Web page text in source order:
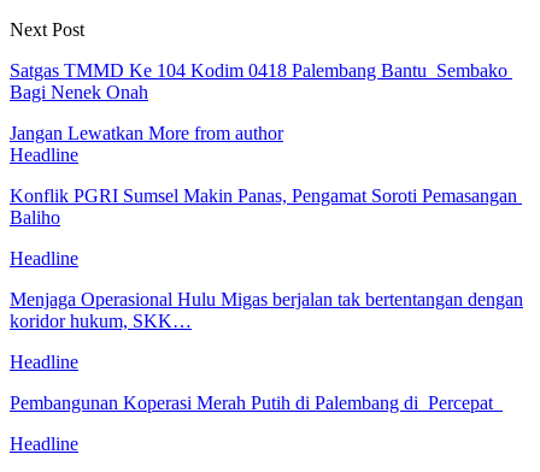
Next Post
Satgas TMMD Ke 104 Kodim 0418 Palembang Bantu Sembako
Bagi Nenek Onah
Jangan Lewatkan More from author
Headline
Konflik PGRI Sumsel Makin Panas, Pengamat Soroti Pemasangan
Baliho
Headline
Menjaga Operasional Hulu Migas berjalan tak bertentangan dengan
koridor hukum, SKK…
Headline
Pembangunan Koperasi Merah Putih di Palembang di Percepat
Headline